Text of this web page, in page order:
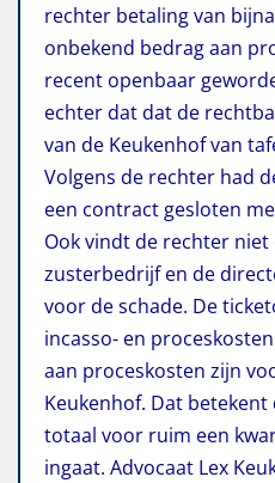
rechter betaling van
onbekend bedrag aan
recent openbaar
echter dat dat de
van de Keukenhof van
Volgens de rechter had
een contract gesloten
Ook vindt de rechter
zusterbedrijf en de
voor de schade. De
incasso- en
aan proceskosten zijn
Keukenhof. Dat
totaal voor ruim een
ingaat. Advocaat Lex